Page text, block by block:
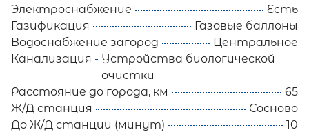
Электроснабжение
Есть
Газификация
Газовые баллоны
Водоснабжение загород
Центральное
Канализация
Устройства биологической
очистки
Расстояние до города, км
65
Ж/Д станция
Сосново
До Ж/Д станции (минут)
10